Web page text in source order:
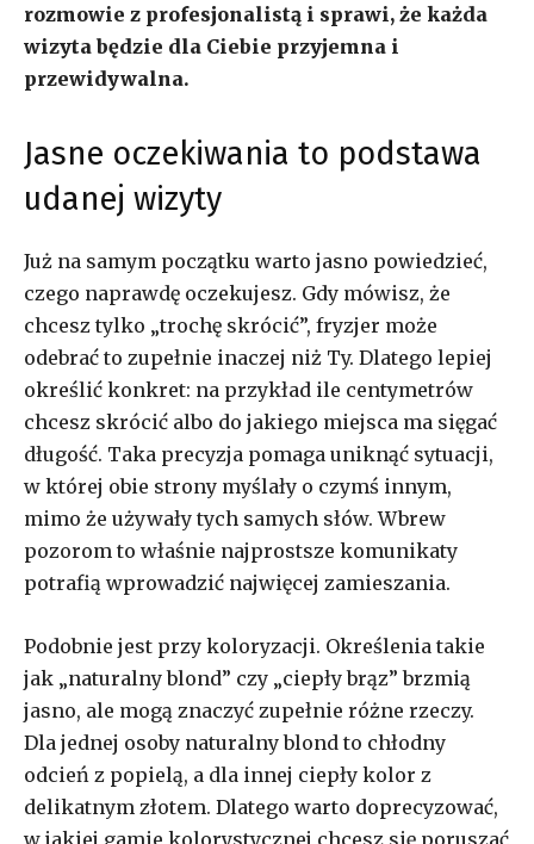
rozmowie z profesjonalistą i sprawi, że każda
wizyta będzie dla Ciebie przyjemna i
przewidywalna.
Jasne oczekiwania to podstawa
udanej wizyty
Już na samym początku warto jasno powiedzieć,
czego naprawdę oczekujesz. Gdy mówisz, że
chcesz tylko „trochę skrócić”, fryzjer może
odebrać to zupełnie inaczej niż Ty. Dlatego lepiej
określić konkret: na przykład ile centymetrów
chcesz skrócić albo do jakiego miejsca ma sięgać
długość. Taka precyzja pomaga uniknąć sytuacji,
w której obie strony myślały o czymś innym,
mimo że używały tych samych słów. Wbrew
pozorom to właśnie najprostsze komunikaty
potrafią wprowadzić najwięcej zamieszania.
Podobnie jest przy koloryzacji. Określenia takie
jak „naturalny blond” czy „ciepły brąz” brzmią
jasno, ale mogą znaczyć zupełnie różne rzeczy.
Dla jednej osoby naturalny blond to chłodny
odcień z popielą, a dla innej ciepły kolor z
delikatnym złotem. Dlatego warto doprecyzować,
w jakiej gamie kolorystycznej chcesz się poruszać